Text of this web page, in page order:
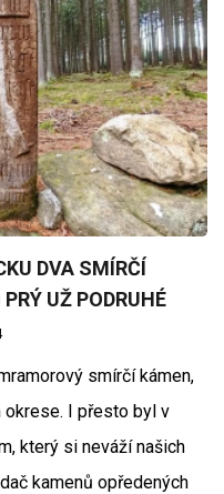
DVA SMÍRČÍ
UŽ PODRUHÉ
smírčí kámen,
I přesto byl v
který si neváží našich
kamenů opředených